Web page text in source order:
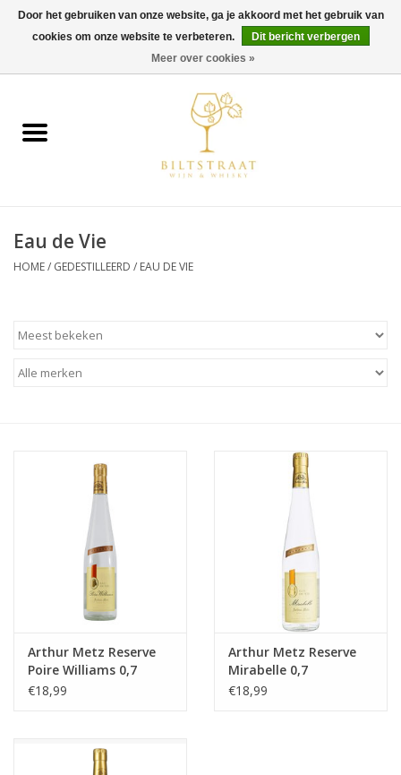
0 Artikelen - €0,00
Wijn
Gin & Tonic
Gedestilleerd
Relatiegeschenken
Over ons
Eau de Vie
HOME/ GEDESTILLEERD / EAU DE VIE
Arthur Metz Reserve
Poire Williams 0,7
€18,99
Arthur Metz Reserve
Mirabelle 0,7
€18,99
Door het gebruiken van onze website, ga je akkoord met het gebruik van
cookies om onze website te verbeteren.
Dit bericht verbergen
Meer over cookies »